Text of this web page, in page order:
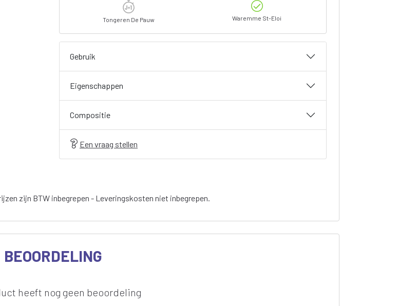
Tongeren De Pauw Waremme St-Eloi
Gebruik
Eigenschappen
Compositie
Een vraag stellen
zijn BTW inbegrepen - Leveringskosten niet inbegrepen.
BEOORDELING
heeft nog geen beoordeling